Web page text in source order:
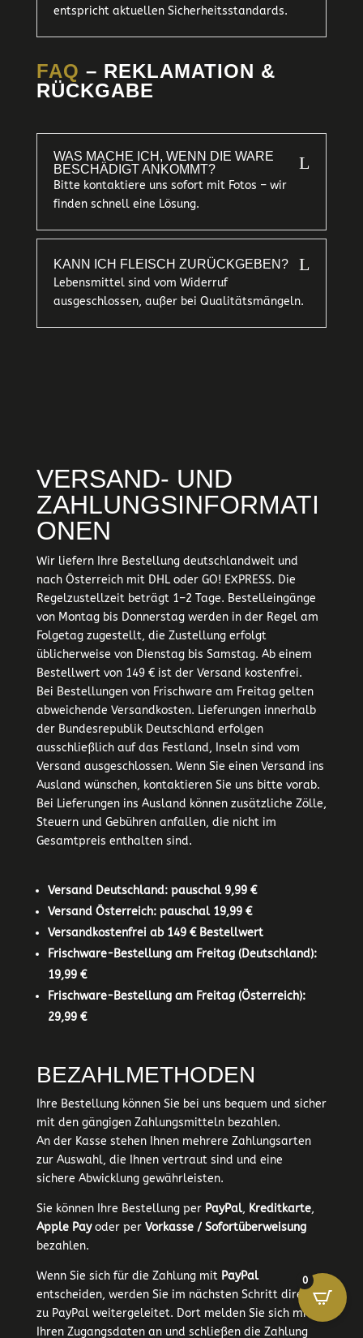
entspricht aktuellen Sicherheitsstandards.
FAQ – REKLAMATION &
RÜCKGABE
WAS MACHE ICH, WENN DIE WARE
BESCHÄDIGT ANKOMMT?
L
Bitte kontaktiere uns sofort mit Fotos – wir
finden schnell eine Lösung.
KANN ICH FLEISCH ZURÜCKGEBEN? L
Lebensmittel sind vom Widerruf
ausgeschlossen, außer bei Qualitätsmängeln.
VERSAND- UND
ZAHLUNGSINFORMATI
ONEN
Wir liefern Ihre Bestellung deutschlandweit und
nach Österreich mit DHL oder GO! EXPRESS. Die
Regelzustellzeit beträgt 1–2 Tage. Bestelleingänge
von Montag bis Donnerstag werden in der Regel am
Folgetag zugestellt, die Zustellung erfolgt
üblicherweise von Dienstag bis Samstag. Ab einem
Bestellwert von 149 € ist der Versand kostenfrei.
Bei Bestellungen von Frischware am Freitag gelten
abweichende Versandkosten. Lieferungen innerhalb
der Bundesrepublik Deutschland erfolgen
ausschließlich auf das Festland, Inseln sind vom
Versand ausgeschlossen. Wenn Sie einen Versand ins
Ausland wünschen, kontaktieren Sie uns bitte vorab.
Bei Lieferungen ins Ausland können zusätzliche Zölle,
Steuern und Gebühren anfallen, die nicht im
Gesamtpreis enthalten sind.
Versand Deutschland: pauschal 9,99 €
Versand Österreich: pauschal 19,99 €
Versandkostenfrei ab 149 € Bestellwert
Frischware-Bestellung am Freitag (Deutschland):
19,99 €
Frischware-Bestellung am Freitag (Österreich):
29,99 €
BEZAHLMETHODEN
Ihre Bestellung können Sie bei uns bequem und sicher
mit den gängigen Zahlungsmitteln bezahlen.
An der Kasse stehen Ihnen mehrere Zahlungsarten
zur Auswahl, die Ihnen vertraut sind und eine
sichere Abwicklung gewährleisten.
Sie können Ihre Bestellung per PayPal, Kreditkarte,
Apple Payoder per Vorkasse / Sofortüberweisung
bezahlen.
Wenn Sie sich für die Zahlung mit PayPal
entscheiden, werden Sie im nächsten Schritt direkt
zu PayPal weitergeleitet. Dort melden Sie sich mit
Ihren Zugangsdaten an und schließen die Zahlung
0